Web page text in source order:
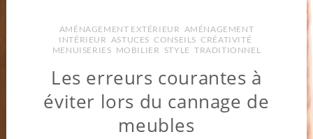
AMÉNAGEMENT EXTÉRIEUR AMÉNAGEMENT
INTÉRIEUR ASTUCES ,CONSEILS ,CRÉATIVITÉ
MENUISERIES MOBILIER STYLE TRADITIONNEL
Les erreurs courantes à
éviter lors du cannage de
meubles